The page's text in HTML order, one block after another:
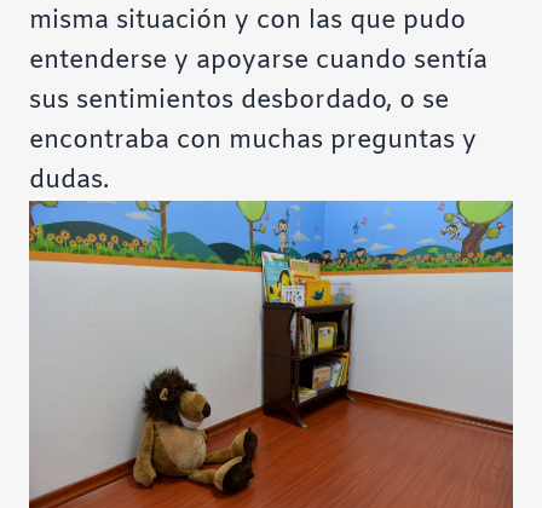
misma situación y con las que pudo
entenderse y apoyarse cuando sentía
sus sentimientos desbordado, o se
encontraba con muchas preguntas y
dudas.